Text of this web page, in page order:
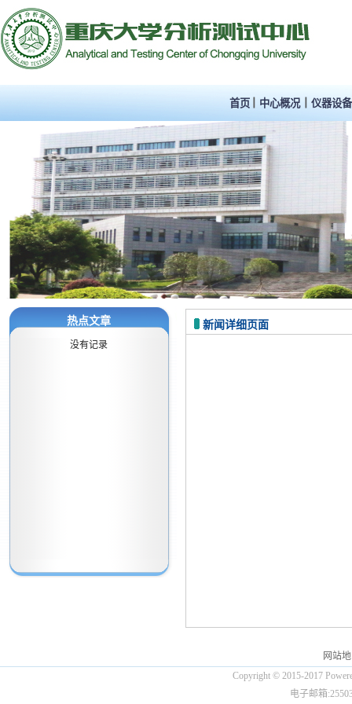
首页 中心概况 仪器设
热点文章
没有记录
新闻详细页面
网站
Copyright © 2015-2017
电子邮箱